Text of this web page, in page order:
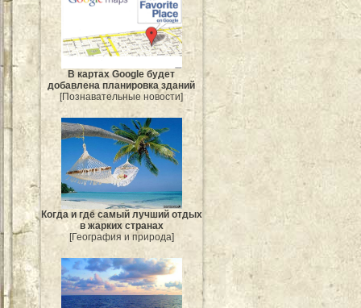
В картах Google будет
добавлена планировка зданий
[Познавательные новости]
Когда и где самый лучший отдых
в жарких странах
[География и природа]